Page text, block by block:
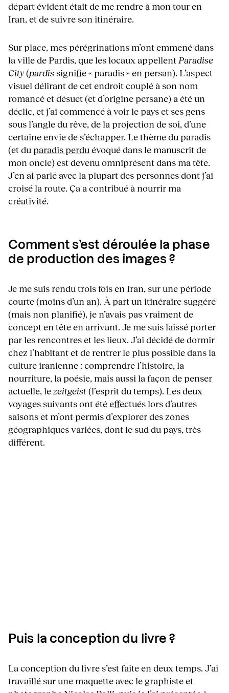
départ évident était de me rendre à mon tour en
Iran, et de suivre son itinéraire.
Sur place, mes pérégrinations m’ont emmené dans
la ville de Pardis, que les locaux appellent Paradise
City(pardis signifie « paradis » en persan). L’aspect
visuel délirant de cet endroit couplé à son nom
romancé et désuet (et d’origine persane) a été un
déclic, et j’ai commencé à voir le pays et ses gens
sous l’angle du rêve, de la projection de soi, d’une
certaine envie de s’échapper. Le thème du paradis
(et duparadis perduévoqué dans le manuscrit de
mon oncle) est devenu omniprésent dans ma tête.
J’en ai parlé avec la plupart des personnes dont j’ai
croisé la route. Ça a contribué à nourrir ma
créativité.
Comment s’est déroulée la phase
de production des images ?
Je me suis rendu trois fois en Iran, sur une période
courte (moins d’un an). À part un itinéraire suggéré
(mais non planifié), je n’avais pas vraiment de
concept en tête en arrivant. Je me suis laissé porter
par les rencontres et les lieux. J’ai décidé de dormir
chez l’habitant et de rentrer le plus possible dans la
culture iranienne : comprendre l’histoire, la
nourriture, la poésie, mais aussi la façon de penser
actuelle, lezeitgeist(l’esprit du temps). Les deux
voyages suivants ont été effectués lors d’autres
saisons et m’ont permis d’explorer des zones
géographiques variées, dont le sud du pays, très
différent.
Puis la conception du livre ?
La conception du livre s’est faite en deux temps. J’ai
travaillé sur une maquette avec le graphiste et